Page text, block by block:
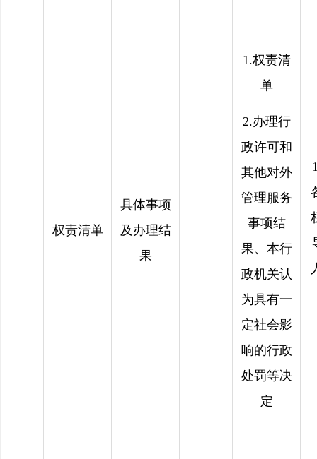
权责清单
具体事项
及办理结
果
1.权责清
单
2.办理行
政许可和
其他对外
管理服务
事项结
果、本行
政机关认
为具有一
定社会影
响的行政
处罚等决
定